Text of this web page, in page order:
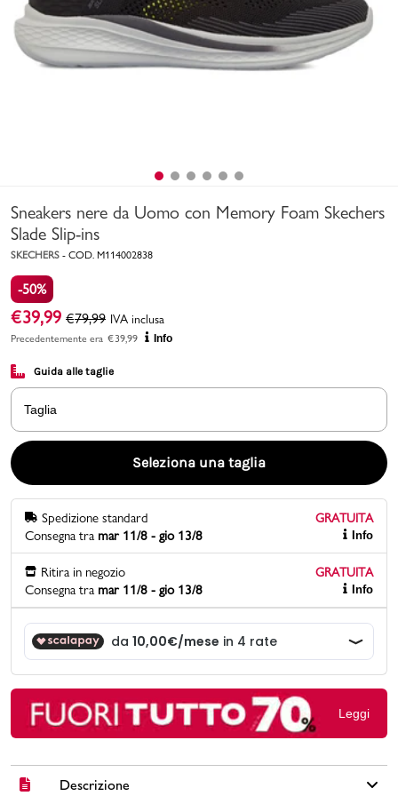
Uomo Bambino
Marchi
Promo & News
contatti
Gift card
Sneakers nere da Uomo con Memory Foam Skechers
Slade Slip-ins
SKECHERS - COD. M114002838
-50%
€39,99 €79,99 IVA inclusa
Precedentemente era €39,99 Info
Guida alle taglie
Taglia
Seleziona una taglia
Spedizione standard
GRATUITA
Consegna tra mar 11/8 - gio 13/8 Info
Ritira in negozio
GRATUITA
Consegna tra mar 11/8 - gio 13/8 Info
Leggi
Descrizione